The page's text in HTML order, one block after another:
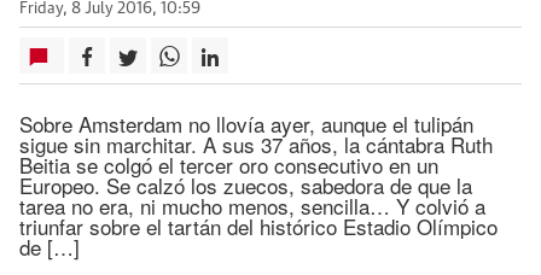
Friday, 8 July 2016, 10:59
Sobre Amsterdam no llovía ayer, aunque el tulipán
sigue sin marchitar. A sus 37 años, la cántabra Ruth
Beitia se colgó el tercer oro consecutivo en un
Europeo. Se calzó los zuecos, sabedora de que la
tarea no era, ni mucho menos, sencilla… Y colvió a
triunfar sobre el tartán del histórico Estadio Olímpico
de […]